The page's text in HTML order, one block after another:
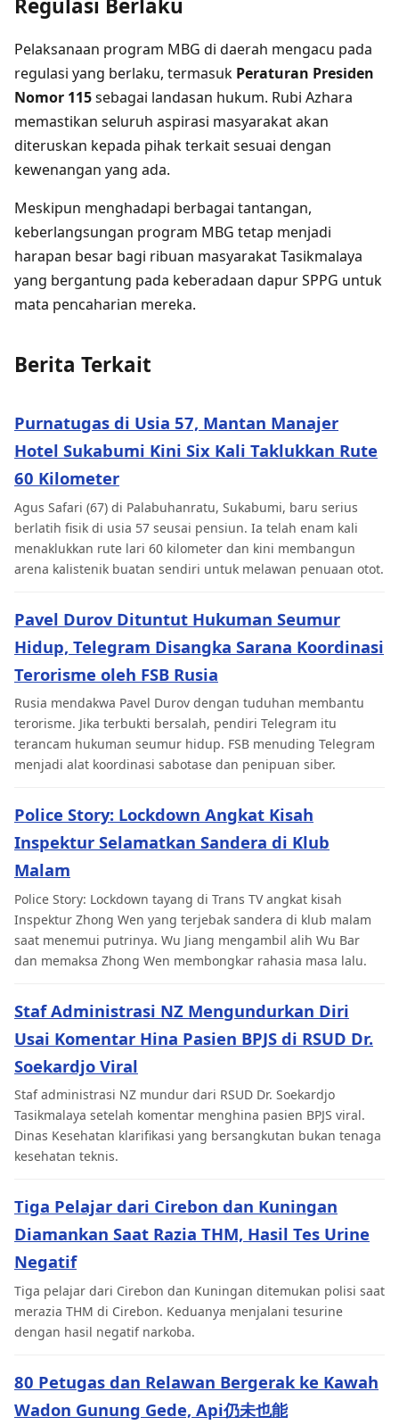
Pelaksanaan program MBG di daerah mengacu pada
regulasi yang berlaku, termasuk Peraturan Presiden
Nomor 115sebagai landasan hukum. Rubi Azhara
memastikan seluruh aspirasi masyarakat akan
diteruskan kepada pihak terkait sesuai dengan
kewenangan yang ada.
Meskipun menghadapi berbagai tantangan,
keberlangsungan program MBG tetap menjadi
harapan besar bagi ribuan masyarakat Tasikmalaya
yang bergantung pada keberadaan dapur SPPG untuk
mata pencaharian mereka.
Berita Terkait
Purnatugas di Usia 57, Mantan Manajer
Hotel Sukabumi Kini Six Kali Taklukkan Rute
60 Kilometer
Agus Safari (67) di Palabuhanratu, Sukabumi, baru serius
berlatih fisik di usia 57 seusai pensiun. Ia telah enam kali
menaklukkan rute lari 60 kilometer dan kini membangun
arena kalistenik buatan sendiri untuk melawan penuaan otot.
Pavel Durov Dituntut Hukuman Seumur
Hidup, Telegram Disangka Sarana Koordinasi
Terorisme oleh FSB Rusia
Rusia mendakwa Pavel Durov dengan tuduhan membantu
terorisme. Jika terbukti bersalah, pendiri Telegram itu
terancam hukuman seumur hidup. FSB menuding Telegram
menjadi alat koordinasi sabotase dan penipuan siber.
Police Story: Lockdown Angkat Kisah
Inspektur Selamatkan Sandera di Klub
Malam
Police Story: Lockdown tayang di Trans TV angkat kisah
Inspektur Zhong Wen yang terjebak sandera di klub malam
saat menemui putrinya. Wu Jiang mengambil alih Wu Bar
dan memaksa Zhong Wen membongkar rahasia masa lalu.
Staf Administrasi NZ Mengundurkan Diri
Usai Komentar Hina Pasien BPJS di RSUD Dr.
Soekardjo Viral
Staf administrasi NZ mundur dari RSUD Dr. Soekardjo
Tasikmalaya setelah komentar menghina pasien BPJS viral.
Dinas Kesehatan klarifikasi yang bersangkutan bukan tenaga
kesehatan teknis.
Tiga Pelajar dari Cirebon dan Kuningan
Diamankan Saat Razia THM, Hasil Tes Urine
Negatif
Tiga pelajar dari Cirebon dan Kuningan ditemukan polisi saat
merazia THM di Cirebon. Keduanya menjalani tesurine
dengan hasil negatif narkoba.
80 Petugas dan Relawan Bergerak ke Kawah
Wadon Gunung Gede, Api仍未也能